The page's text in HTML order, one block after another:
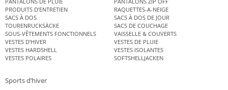
PRODUITS D’ENTRETIEN
RAQUETTES-A-NEIGE
SACS À DOS
SACS À DOS DE JOUR
TOURENRUCKSÄCKE
SACS DE COUCHAGE
SOUS-VÊTEMENTS FONCTIONNELS
VAISSELLE & COUVERTS
VESTES D’HIVER
VESTES DE PLUIE
VESTES HARDSHELL
VESTES ISOLANTES
VESTES POLAIRES
SOFTSHELLJACKEN
Sports d’hiver